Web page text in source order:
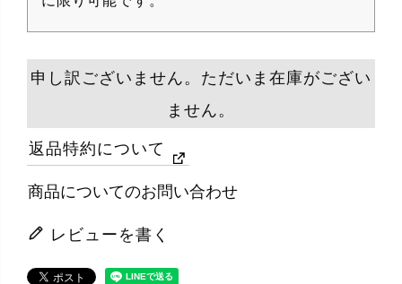
申し訳ございません。ただいま在庫がござい
ません。
返品特約について
商品についてのお問い合わせ
レビューを書く